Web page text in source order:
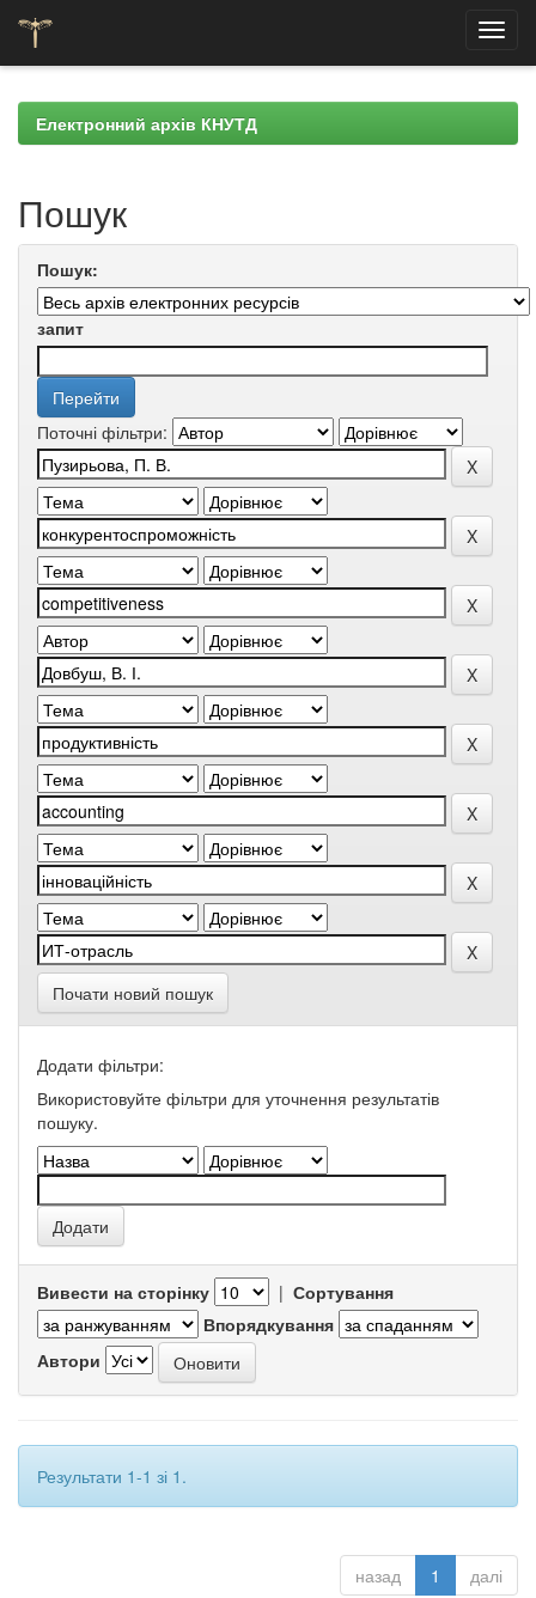
navigationЕлектронний архів КНУТД
Пошук
Пошук:
запит
Поточні фільтри:
Почати новий пошук
Додати фільтри:
Використовуйте фільтри для уточнення результатів
пошуку.
Вивести на сторінку | Сортування
Впорядкування
Автори
Результати 1-1 зі 1.
назад 1 далі